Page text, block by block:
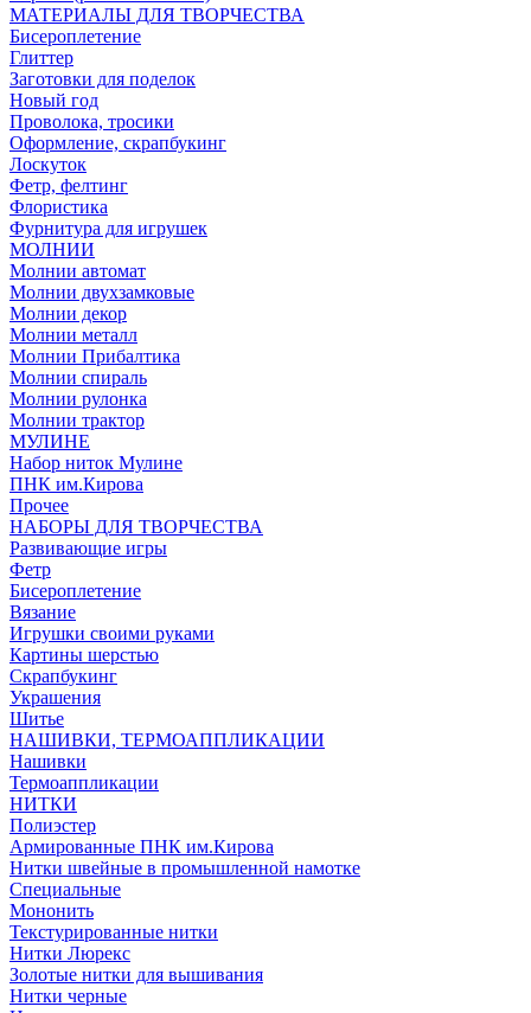
МАТЕРИАЛЫ ДЛЯ ТВОРЧЕСТВА
Бисероплетение
Глиттер
Заготовки для поделок
Новый год
Проволока, тросики
Оформление, скрапбукинг
Лоскуток
Фетр, фелтинг
Флористика
Фурнитура для игрушек
МОЛНИИ
Молнии автомат
Молнии двухзамковые
Молнии декор
Молнии металл
Молнии Прибалтика
Молнии спираль
Молнии рулонка
Молнии трактор
МУЛИНЕ
Набор ниток Мулине
ПНК им.Кирова
Прочее
НАБОРЫ ДЛЯ ТВОРЧЕСТВА
Развивающие игры
Фетр
Бисероплетение
Вязание
Игрушки своими руками
Картины шерстью
Скрапбукинг
Украшения
Шитье
НАШИВКИ, ТЕРМОАППЛИКАЦИИ
Нашивки
Термоаппликации
НИТКИ
Полиэстер
Армированные ПНК им.Кирова
Нитки швейные в промышленной намотке
Специальные
Мононить
Текстурированные нитки
Нитки Люрекс
Золотые нитки для вышивания
Нитки черные